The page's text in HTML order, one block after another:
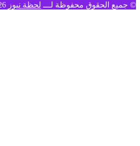
© جميع الحقوق محفوظة لـــ لحظة نيوز